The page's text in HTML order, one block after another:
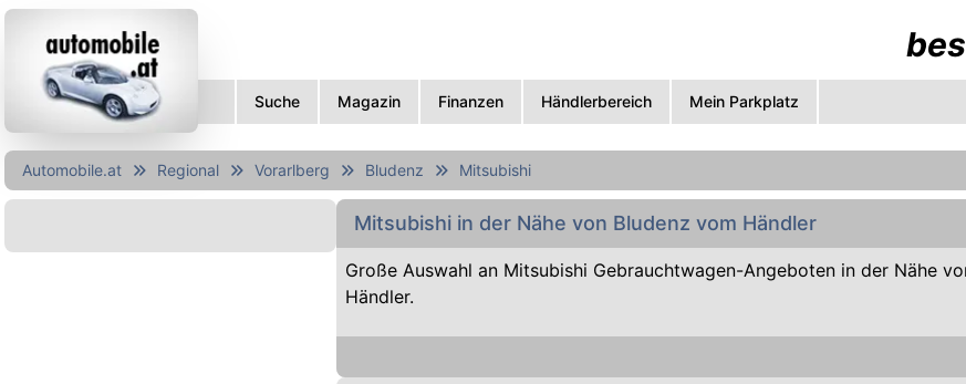
Suche Magazin Finanzen Händlerbereich Mein Parkplatz
Automobile.at Regional Vorarlberg Bludenz Mitsubishi
Mitsubishi in der Nähe von Bludenz vom Händler
Große Auswahl an Mitsubishi Gebrauchtwagen-Angeboten in der Nähe
Händler.